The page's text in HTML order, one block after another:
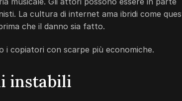
La cultura di internet ama ibridi come
che il danno sia fatto.
i copiatori con scarpe più economiche.
instabili